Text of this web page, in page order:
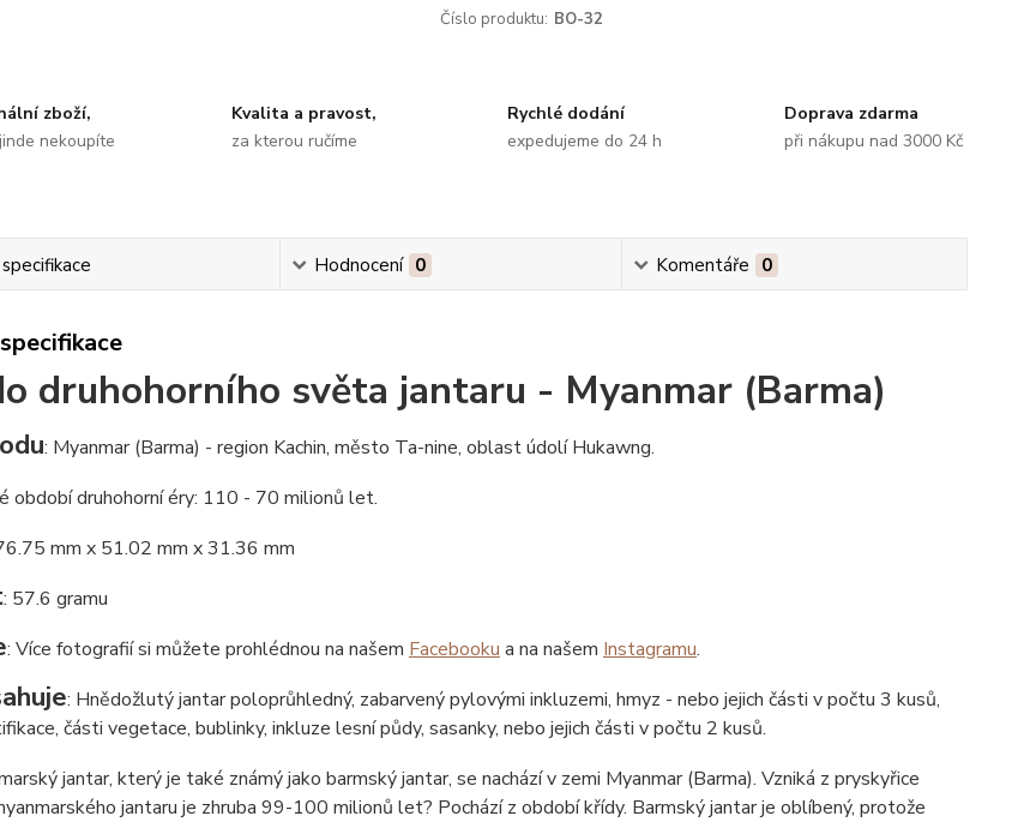
Číslo produktu: BO-32
zboží,
nekoupíte
Kvalita a pravost,
za kterou ručíme
Rychlé dodání
expedujeme do 24 h
Doprava zdarma
při nákupu nad 3000 Kč
Hodnocení 0 Komentáře 0
druhohorního světa jantaru - Myanmar (Barma)
: Myanmar (Barma) - region Kachin, město Ta-nine, oblast údolí Hukawng.
období druhohorní éry: 110 - 70 milionů let.
mm x 51.02 mm x 31.36 mm
: 57.6 gramu
: Více fotografií si můžete prohlédnou na našem Facebooku a na našem Instagramu.
: Hnědožlutý jantar poloprůhledný, zabarvený pylovými inkluzemi, hmyz - nebo jejich části v počtu 3 kusů,
části vegetace, bublinky, inkluze lesní půdy, sasanky, nebo jejich části v počtu 2 kusů.
jantar, který je také známý jako barmský jantar, se nachází v zemi Myanmar (Barma). Vzniká z pryskyřice
jantaru je zhruba 99-100 milionů let? Pochází z období křídy. Barmský jantar je oblíbený, protože